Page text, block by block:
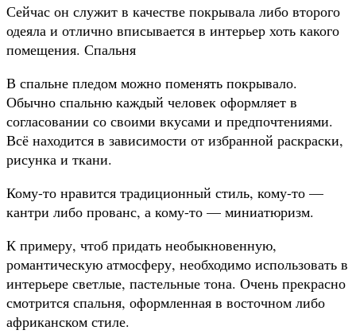
Сейчас он служит в качестве покрывала либо второго
одеяла и отлично вписывается в интерьер хоть какого
помещения. Спальня
В спальне пледом можно поменять покрывало.
Обычно спальню каждый человек оформляет в
согласовании со своими вкусами и предпочтениями.
Всё находится в зависимости от избранной раскраски,
рисунка и ткани.
Кому-то нравится традиционный стиль, кому-то —
кантри либо прованс, а кому-то — миниатюризм.
К примеру, чтоб придать необыкновенную,
романтическую атмосферу, необходимо использовать в
интерьере светлые, пастельные тона. Очень прекрасно
смотрится спальня, оформленная в восточном либо
африканском стиле.